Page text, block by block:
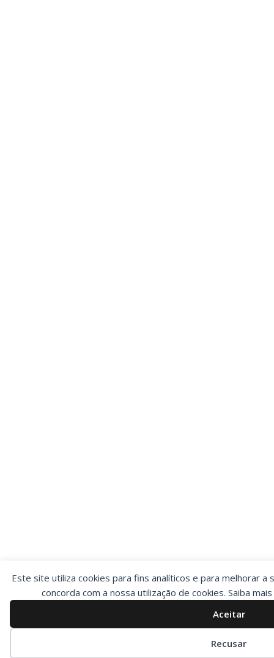
Este site utiliza cookies para fins analíticos e para melhorar a
concorda com a nossa utilização de cookies. Saiba
Aceitar
Recusar